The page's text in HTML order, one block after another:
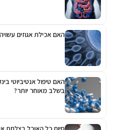
האם אכילת אגוזים
האם טיפול אנטיביוטי
בשלב מאוחר יותר?